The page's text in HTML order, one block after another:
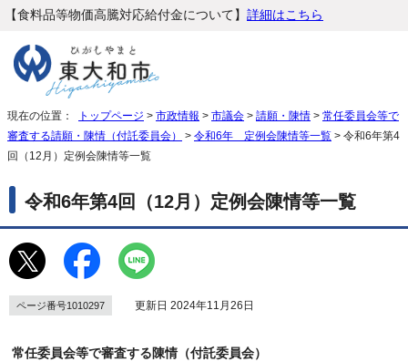
【食料品等物価高騰対応給付金について】 詳細はこちら
現在の位置： トップページ > 市政情報 > 市議会 > 請願・陳情 > 常任委員会等で
審査する請願・陳情（付託委員会）
> 令和6年 定例会陳情等一覧 > 令和6年第4
回（12月）定例会陳情等一覧
令和6年第4回（12月）定例会陳情等一覧
ページ番号1010297 更新日 2024年11月26日
常任委員会等で審査する陳情（付託委員会）